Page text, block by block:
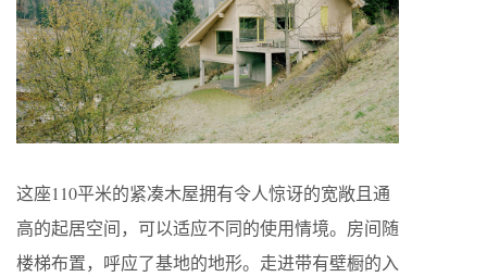
这座110平米的紧凑木屋拥有令人惊讶的宽敞且通
高的起居空间，可以适应不同的使用情境。房间随
楼梯布置，呼应了基地的地形。走进带有壁橱的入